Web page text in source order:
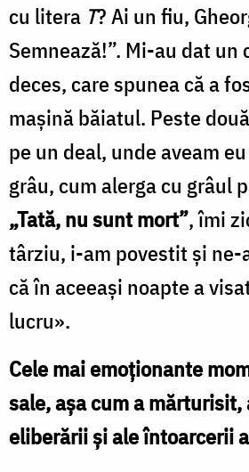
cu litera T? Ai un fiu,
Semnează!”. Mi-au dat
deces, care spunea că a
maşină băiatul. Peste
pe un deal, unde aveam
grâu, cum alerga cu grâul
„Tată, nu sunt mort”, îmi
târziu, i-am povestit şi ne-
că în aceeaşi noapte a
lucru».
Cele mai emoționante
sale, așa cum a
eliberării și ale întoarcerii